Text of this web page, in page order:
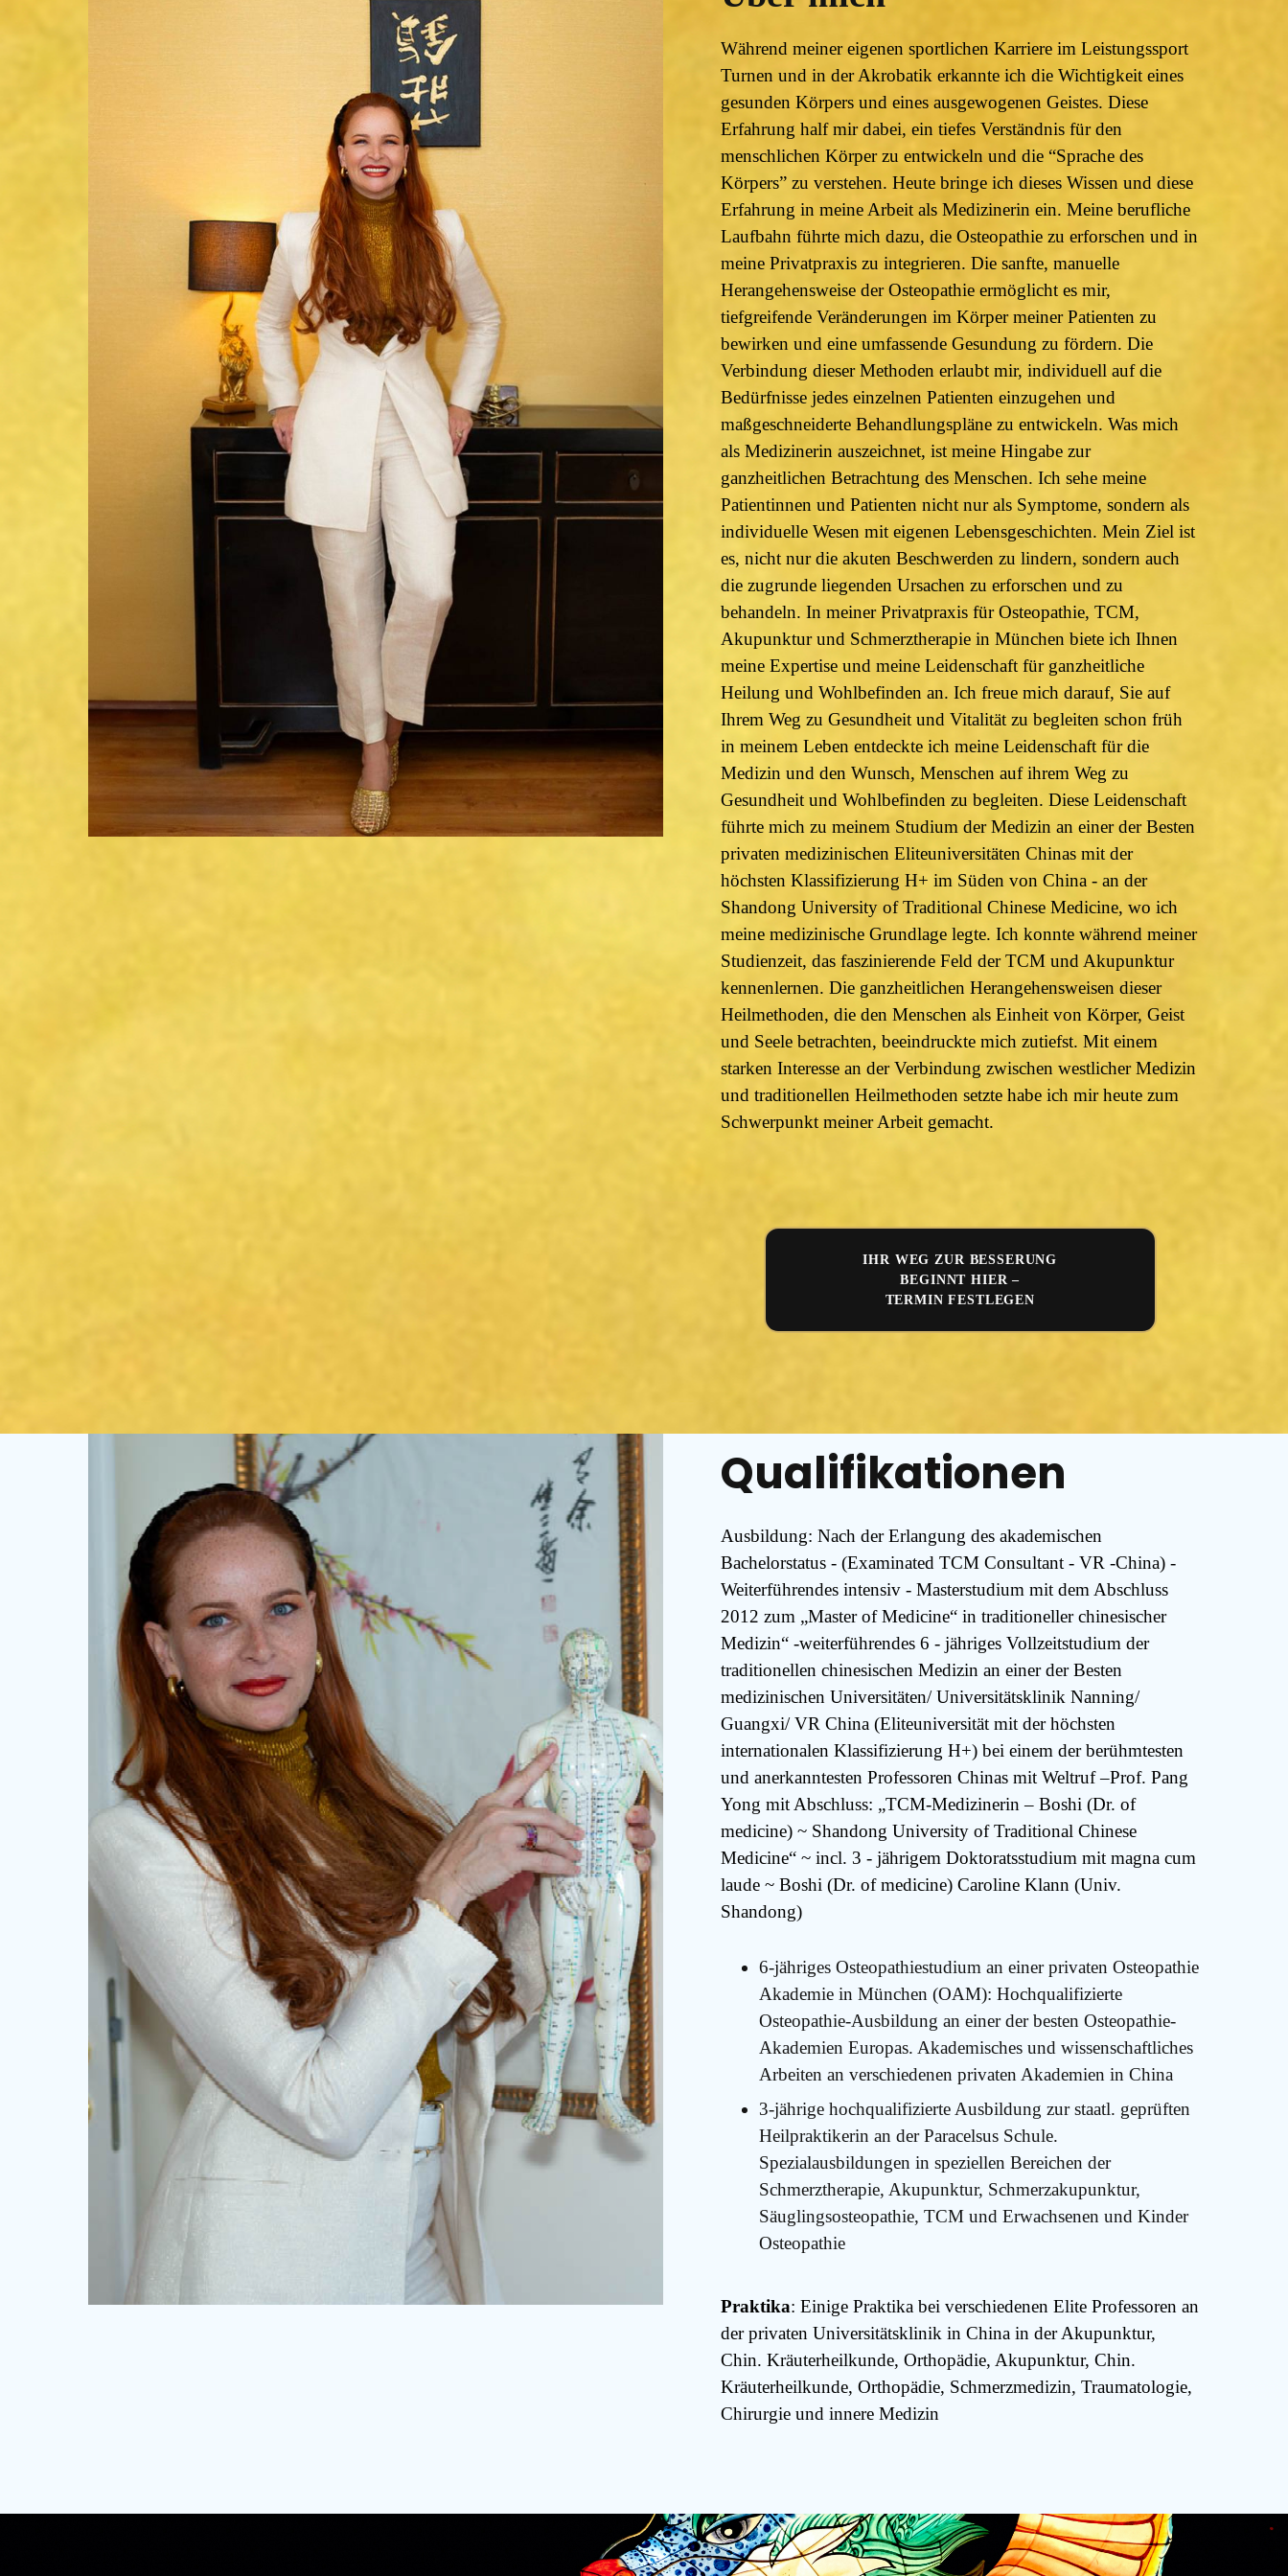
Während meiner eigenen sportlichen Karriere im Leistungssport
Turnen und in der Akrobatik erkannte ich die Wichtigkeit eines
gesunden Körpers und eines ausgewogenen Geistes. Diese
Erfahrung half mir dabei, ein tiefes Verständnis für den
menschlichen Körper zu entwickeln und die “Sprache des
Körpers” zu verstehen. Heute bringe ich dieses Wissen und diese
Erfahrung in meine Arbeit als Medizinerin ein. Meine berufliche
Laufbahn führte mich dazu, die Osteopathie zu erforschen und in
meine Privatpraxis zu integrieren. Die sanfte, manuelle
Herangehensweise der Osteopathie ermöglicht es mir,
tiefgreifende Veränderungen im Körper meiner Patienten zu
bewirken und eine umfassende Gesundung zu fördern. Die
Verbindung dieser Methoden erlaubt mir, individuell auf die
Bedürfnisse jedes einzelnen Patienten einzugehen und
maßgeschneiderte Behandlungspläne zu entwickeln. Was mich
als Medizinerin auszeichnet, ist meine Hingabe zur
ganzheitlichen Betrachtung des Menschen. Ich sehe meine
Patientinnen und Patienten nicht nur als Symptome, sondern als
individuelle Wesen mit eigenen Lebensgeschichten. Mein Ziel ist
es, nicht nur die akuten Beschwerden zu lindern, sondern auch
die zugrunde liegenden Ursachen zu erforschen und zu
behandeln. In meiner Privatpraxis für Osteopathie, TCM,
Akupunktur und Schmerztherapie in München biete ich Ihnen
meine Expertise und meine Leidenschaft für ganzheitliche
Heilung und Wohlbefinden an. Ich freue mich darauf, Sie auf
Ihrem Weg zu Gesundheit und Vitalität zu begleiten schon früh
in meinem Leben entdeckte ich meine Leidenschaft für die
Medizin und den Wunsch, Menschen auf ihrem Weg zu
Gesundheit und Wohlbefinden zu begleiten. Diese Leidenschaft
führte mich zu meinem Studium der Medizin an einer der Besten
privaten medizinischen Eliteuniversitäten Chinas mit der
höchsten Klassifizierung H+ im Süden von China - an der
Shandong University of Traditional Chinese Medicine, wo ich
meine medizinische Grundlage legte. Ich konnte während meiner
Studienzeit, das faszinierende Feld der TCM und Akupunktur
kennenlernen. Die ganzheitlichen Herangehensweisen dieser
Heilmethoden, die den Menschen als Einheit von Körper, Geist
und Seele betrachten, beeindruckte mich zutiefst. Mit einem
starken Interesse an der Verbindung zwischen westlicher Medizin
und traditionellen Heilmethoden setzte habe ich mir heute zum
Schwerpunkt meiner Arbeit gemacht.
IHR WEG ZUR BESSERUNG
BEGINNT HIER –
TERMIN FESTLEGEN
Qualifikationen
Ausbildung: Nach der Erlangung des akademischen
Bachelorstatus - (Examinated TCM Consultant - VR -China) -
Weiterführendes intensiv - Masterstudium mit dem Abschluss
2012 zum „Master of Medicine“ in traditioneller chinesischer
Medizin“ -weiterführendes 6 - jähriges Vollzeitstudium der
traditionellen chinesischen Medizin an einer der Besten
medizinischen Universitäten/ Universitätsklinik Nanning/
Guangxi/ VR China (Eliteuniversität mit der höchsten
internationalen Klassifizierung H+) bei einem der berühmtesten
und anerkanntesten Professoren Chinas mit Weltruf –Prof. Pang
Yong mit Abschluss: „TCM-Medizinerin – Boshi (Dr. of
medicine) ~ Shandong University of Traditional Chinese
Medicine“ ~ incl. 3 - jährigem Doktoratsstudium mit magna cum
laude ~ Boshi (Dr. of medicine) Caroline Klann (Univ.
Shandong)
6-jähriges Osteopathiestudium an einer privaten Osteopathie
Akademie in München (OAM): Hochqualifizierte
Osteopathie-Ausbildung an einer der besten Osteopathie-
Akademien Europas. Akademisches und wissenschaftliches
Arbeiten an verschiedenen privaten Akademien in China
3-jährige hochqualifizierte Ausbildung zur staatl. geprüften
Heilpraktikerin an der Paracelsus Schule.
Spezialausbildungen in speziellen Bereichen der
Schmerztherapie, Akupunktur, Schmerzakupunktur,
Säuglingsosteopathie, TCM und Erwachsenen und Kinder
Osteopathie
Praktika: Einige Praktika bei verschiedenen Elite Professoren an
der privaten Universitätsklinik in China in der Akupunktur,
Chin. Kräuterheilkunde, Orthopädie, Akupunktur, Chin.
Kräuterheilkunde, Orthopädie, Schmerzmedizin, Traumatologie,
Chirurgie und innere Medizin